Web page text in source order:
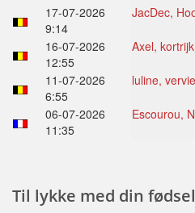
17-07-2026
9:14
JacDec,
16-07-2026
12:55
Axel,
11-07-2026
6:55
luline,
06-07-2026
11:35
Escourou,
Til lykke med din